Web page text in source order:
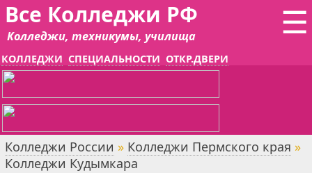
☰
Все Колледжи РФ
Колледжи, техникумы, училища
КОЛЛЕДЖИ СПЕЦИАЛЬНОСТИ ОТКР.ДВЕРИ
Колледжи России » Колледжи Пермского края »
Колледжи Кудымкара